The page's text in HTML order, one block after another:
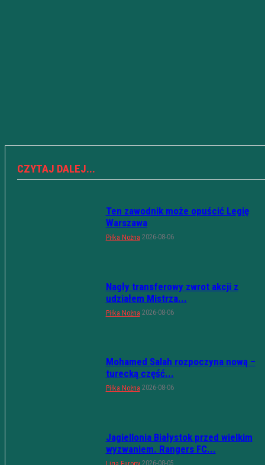
CZYTAJ DALEJ...
Ten zawodnik może opuścić Legię
Warszawa
Piłka Nożna 2026-08-06
Nagły transferowy zwrot akcji z
udziałem Mistrza...
Piłka Nożna 2026-08-06
Mohamed Salah rozpoczyna nową –
turecką część...
Piłka Nożna 2026-08-06
Jagiellonia Białystok przed wielkim
wyzwaniem. Rangers FC...
2026-08-05